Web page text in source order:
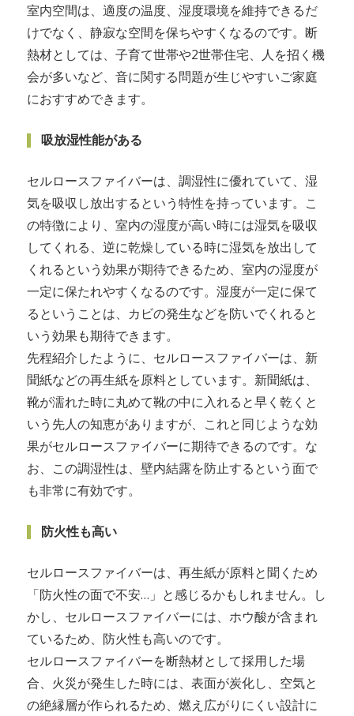
室内空間は、適度の温度、湿度環境を維持できるだ
けでなく、静寂な空間を保ちやすくなるのです。断
熱材としては、子育て世帯や2世帯住宅、人を招く機
会が多いなど、音に関する問題が生じやすいご家庭
におすすめできます。
吸放湿性能がある
セルロースファイバーは、調湿性に優れていて、湿
気を吸収し放出するという特性を持っています。こ
の特徴により、室内の湿度が高い時には湿気を吸収
してくれる、逆に乾燥している時に湿気を放出して
くれるという効果が期待できるため、室内の湿度が
一定に保たれやすくなるのです。湿度が一定に保て
るということは、カビの発生などを防いでくれると
いう効果も期待できます。
先程紹介したように、セルロースファイバーは、新
聞紙などの再生紙を原料としています。新聞紙は、
靴が濡れた時に丸めて靴の中に入れると早く乾くと
いう先人の知恵がありますが、これと同じような効
果がセルロースファイバーに期待できるのです。な
お、この調湿性は、壁内結露を防止するという面で
も非常に有効です。
防火性も高い
セルロースファイバーは、再生紙が原料と聞くため
「防火性の面で不安…」と感じるかもしれません。し
かし、セルロースファイバーには、ホウ酸が含まれ
ているため、防火性も高いのです。
セルロースファイバーを断熱材として採用した場
合、火災が発生した時には、表面が炭化し、空気と
の絶縁層が作られるため、燃え広がりにくい設計に